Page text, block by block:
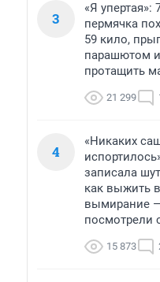
3
«Я упертая»:
пермячка
59 кило,
парашютом
протащить
21 299
4
«Никаких
записала
как выжить
вымирание
посмотрели
15 873